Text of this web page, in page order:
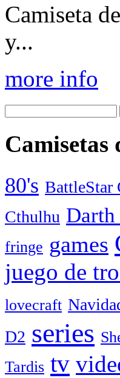
Camiseta
y...
more info
80's BattleStar
Cthulhu Darth
fringe games
juego de
lovecraft
D2 series
Tardis tv